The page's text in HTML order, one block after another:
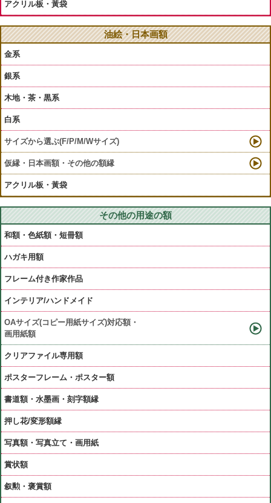
アクリル板・黃袋
油絵・日本画額
金系
銀系
木地・茶・黒系
白系
サイズから選ぶ(F/P/M/Wサイズ)
仮縁・日本画額・その他の額縁
アクリル板・黃袋
その他の用途の額
和額・色紙額・短冊額
ハガキ用額
フレーム付き作家作品
インテリア/ハンドメイド
OAサイズ(コピー用紙サイズ)対応額・
画用紙額
クリアファイル専用額
ポスターフレーム・ポスター額
書道額・水墨画・刻字額縁
押し花/変形額縁
写真額・写真立て・画用紙
賞状額
叙勲・褒賞額